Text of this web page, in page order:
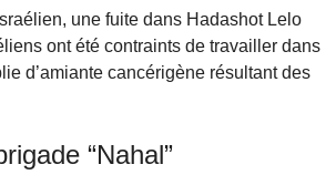
une fuite dans Hadashot Lelo
ont été contraints de travailler dans
d’amiante cancérigène résultant des
“Nahal”